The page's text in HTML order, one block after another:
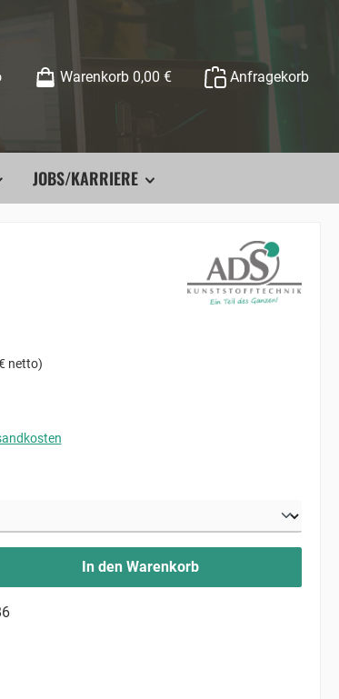
Warenkorb 0,00 € Anfragekorb
JOBS/KARRIERE
netto)
In den Warenkorb